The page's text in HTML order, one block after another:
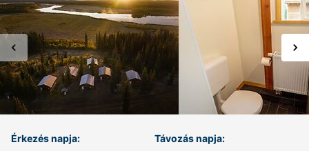
Érkezés napja: Távozás napja: